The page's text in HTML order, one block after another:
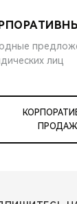
лиц